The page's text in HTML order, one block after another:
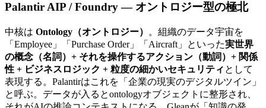
Palantir AIP / Foundry — オントロジー型の​​極北
中核は Ontology（オントロジー）
。​組織の​データ宇宙を​
「Employee」​「Purchase Order」​「Aircraft」と​いった実世界
の概念（名詞）+ それを操作するアクション（動詞）+ 関係
性 + ビジネスロジック + 粒度の細かいセキュリティ と​して​
表現する。​Palantirは​これを​「企業の​現実の​デジタルツイン」
と​呼ぶ。​データが​入ると​ontologyオブジェクトに​整形され、​